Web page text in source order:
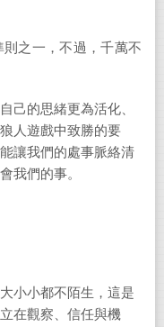
之一，不過，千萬不
己的思緒更為活化、
人遊戲中致勝的要
讓我們的處事脈絡清
我們的事。
小小都不陌生，這是
在觀察、信任與機